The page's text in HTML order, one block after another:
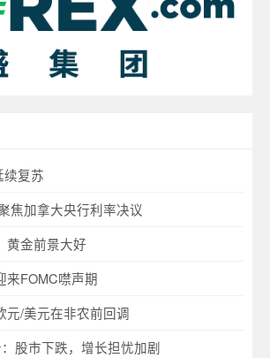
续复苏
焦加拿大央行利率决议
黄金前景大好
来FOMC噤声期
元/美元在非农前回调
股市下跌，增长担忧加剧